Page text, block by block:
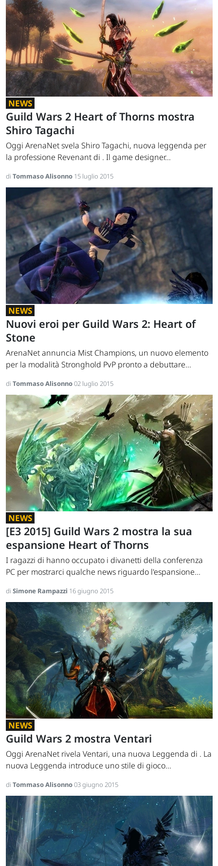
NEWS
Guild Wars 2 Heart of Thorns mostra
Shiro Tagachi
Oggi ArenaNet svela Shiro Tagachi, nuova leggenda per
la professione Revenant di . Il game designer...
di Tommaso Alisonno 15 luglio 2015
NEWS
Nuovi eroi per Guild Wars 2: Heart of
Stone
ArenaNet annuncia Mist Champions, un nuovo elemento
per la modalità Stronghold PvP pronto a debuttare...
di Tommaso Alisonno02 luglio 2015
NEWS
[E3 2015] Guild Wars 2 mostra la sua
espansione Heart of Thorns
I ragazzi di hanno occupato i divanetti della conferenza
PC per mostrarci qualche news riguardo l'espansione...
di Simone Rampazzi 16 giugno 2015
NEWS
Guild Wars 2 mostra Ventari
Oggi ArenaNet rivela Ventari, una nuova Leggenda di . La
nuova Leggenda introduce uno stile di gioco...
di Tommaso Alisonno03 giugno 2015